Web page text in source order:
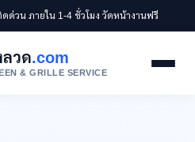
ด่วน ภายใน 1-4 ชั่วโมง วัดหน้างานฟรี
วด.com
& GRILLE SERVICE